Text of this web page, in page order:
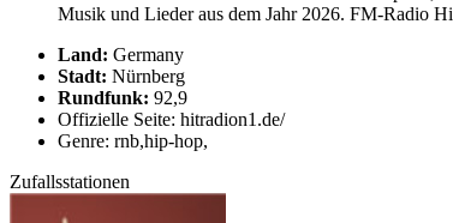
Musik und Lieder aus dem Jahr 2026. FM-Radio
Land: Germany
Stadt: Nürnberg
Rundfunk: 92,9
Offizielle Seite: hitradion1.de/
Genre: rnb,hip-hop,
Zufallsstationen